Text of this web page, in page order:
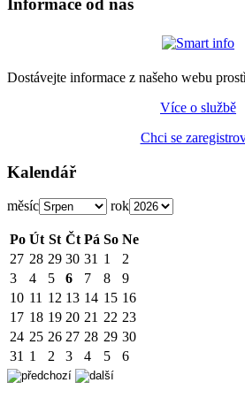
Informace od nás
Dostávejte informace z našeho webu
Více o službě
Chci se
Kalendář
měsíc rok
Po Út St Čt Pá So Ne
27 28 29 30 31 1
2
3
4 5 6 7 8
9
10 11 12 13 14 15 16
17 18 19 20 21 22 23
24 25 26 27 28 29 30
31 1 2 3 4 5 6